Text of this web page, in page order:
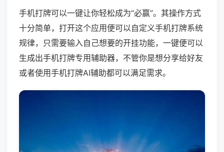
手机打牌可以一键让你轻松成为“必赢”。其操作方式
十分简单，打开这个应用便可以自定义手机打牌系统
规律，只需要输入自己想要的开挂功能，一键便可以
生成出手机打牌专用辅助器，不管你是想分享给好友
或者使用手机打牌AI辅助都可以满足需求。